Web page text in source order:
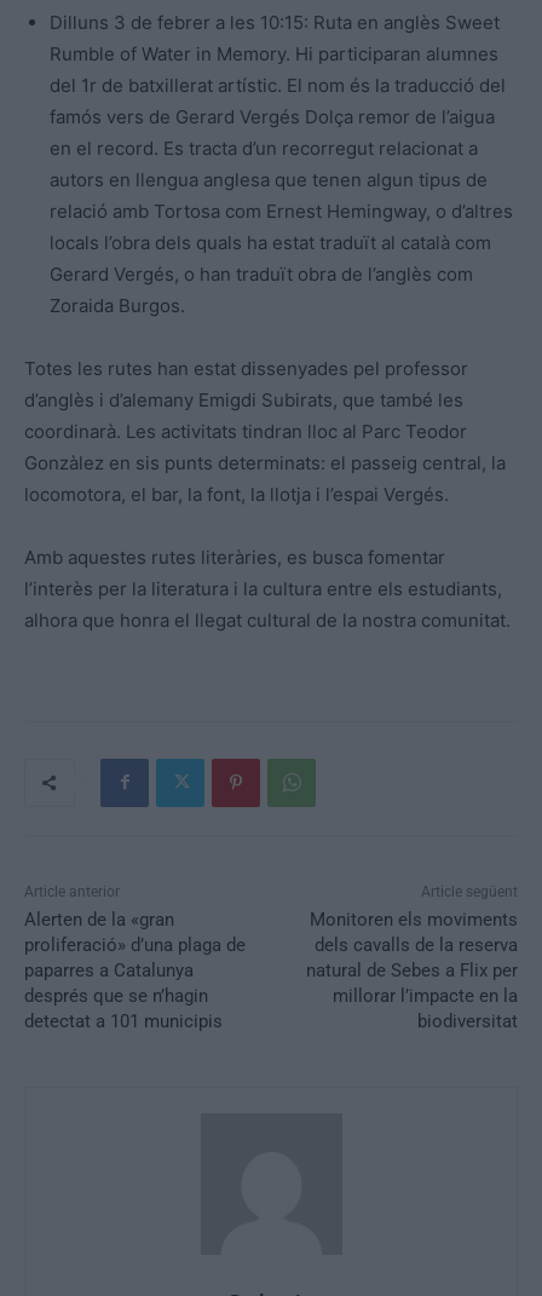
Dilluns 3 de febrer a les 10:15: Ruta en anglès Sweet
Rumble of Water in Memory. Hi participaran alumnes
del 1r de batxillerat artístic. El nom és la traducció del
famós vers de Gerard Vergés Dolça remor de l’aigua
en el record. Es tracta d’un recorregut relacionat a
autors en llengua anglesa que tenen algun tipus de
relació amb Tortosa com Ernest Hemingway, o d’altres
locals l’obra dels quals ha estat traduït al català com
Gerard Vergés, o han traduït obra de l’anglès com
Zoraida Burgos.
Totes les rutes han estat dissenyades pel professor
d’anglès i d’alemany Emigdi Subirats, que també les
coordinarà. Les activitats tindran lloc al Parc Teodor
Gonzàlez en sis punts determinats: el passeig central, la
locomotora, el bar, la font, la llotja i l’espai Vergés.
Amb aquestes rutes literàries, es busca fomentar
l’interès per la literatura i la cultura entre els estudiants,
alhora que honra el llegat cultural de la nostra comunitat.
Article anterior
Alerten de la «gran
proliferació» d’una plaga de
paparres a Catalunya
després que se n’hagin
detectat a 101 municipis
Article següent
Monitoren els moviments
dels cavalls de la reserva
natural de Sebes a Flix per
millorar l’impacte en la
biodiversitat